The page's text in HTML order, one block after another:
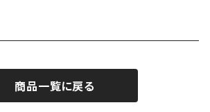
商品一覧に戻る